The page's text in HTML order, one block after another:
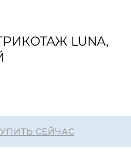
LUNA,
СЕЙЧАС